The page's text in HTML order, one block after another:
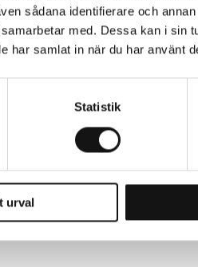
sådana identifierare och
med. Dessa kan i sin
har samlat in när du har använt
Statistik
urval